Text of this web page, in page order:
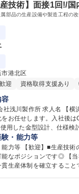
産技術】面接1回!/
部品の生産設備や製造工程の
港北区
迎
資格取得支援あり
容
社製品/転勤なし/社員食堂あり 仕事の内容 大型車両向け金属部品の生産設備や製造工程の
お任せします。入社後
使用した金型設計、仕様
・導入・立ち上げ （4）
・能力等
能力等 【歓迎】■生産技
中でも最も高い品質と精度が要求されるエンジン部品や足回り部品、特殊部品を製造する当社。開発/加工/
生産体制を確立するこ